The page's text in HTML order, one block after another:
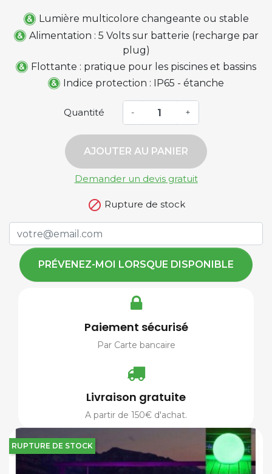
RUPTURE DE STOCK
Lumière multicolore changeante ou stable
Alimentation : 5 Volts sur batterie (recharge par
plug)
Flottante : pratique pour les piscines et bassins
Indice protection : IP65 - étanche
Quantité - +
AJOUTER AU PANIER
Demander un devis gratuit
 Rupture de stock
PRÉVENEZ-MOI LORSQUE DISPONIBLE
Paiement sécurisé
Par Carte bancaire
Livraison gratuite
A partir de 150€ d'achat.